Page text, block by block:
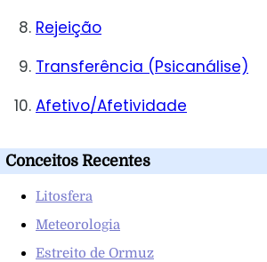
Rejeição
Transferência (Psicanálise)
Afetivo/Afetividade
Conceitos Recentes
Litosfera
Meteorologia
Estreito de Ormuz